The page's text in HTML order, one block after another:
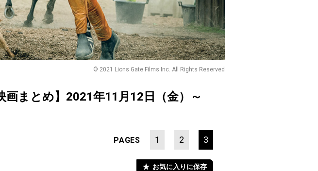
© 2021 Lions Gate Films Inc. All Rights Reserved
画まとめ】2021年11月12日（金）～
PAGES 1 2 3
お気に入りに保存